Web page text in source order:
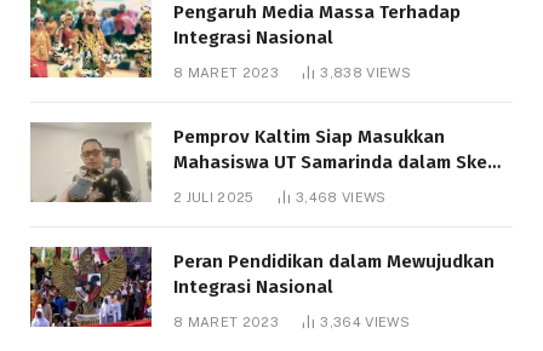
Pengaruh Media Massa Terhadap
Integrasi Nasional
8 MARET 2023 3,838VIEWS
Pemprov Kaltim Siap Masukkan
Mahasiswa UT Samarinda dalam Skema
Bantuan Pendidikan Gratispol
2 JULI 2025 3,468 VIEWS
Peran Pendidikan dalam Mewujudkan
Integrasi Nasional
8 MARET 2023 3,364VIEWS